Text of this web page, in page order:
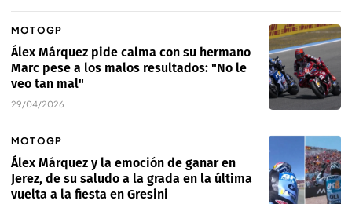
MOTOGP
Álex Márquez pide calma con su hermano
Marc pese a los malos resultados: "No le
veo tan mal"
29/04/2026
MOTOGP
Álex Márquez y la emoción de ganar en
Jerez, de su saludo a la grada en la última
vuelta a la fiesta en Gresini